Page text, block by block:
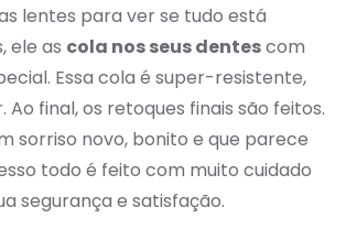
lentes para ver se tudo está
ele as cola nos seus dentescom
Essa cola é super-resistente,
final, os retoques finais são feitos.
sorriso novo, bonito e que parece
todo é feito com muito cuidado
segurança e satisfação.